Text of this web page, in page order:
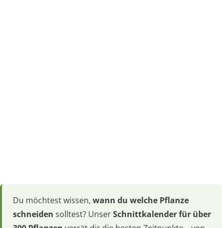
Du möchtest wissen, wann du welche Pflanze
schneiden solltest? UnserSchnittkalender für über